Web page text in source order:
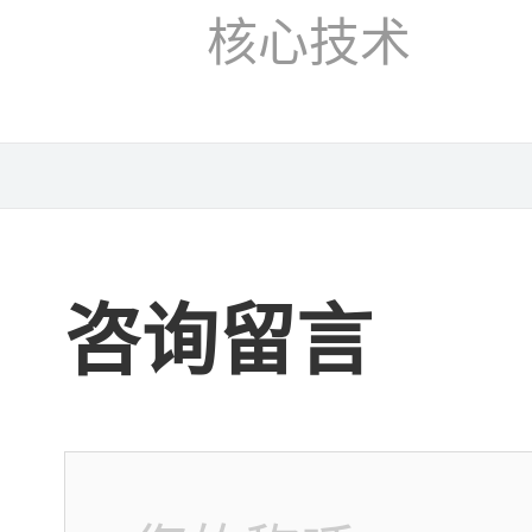
核心技术
咨询留言